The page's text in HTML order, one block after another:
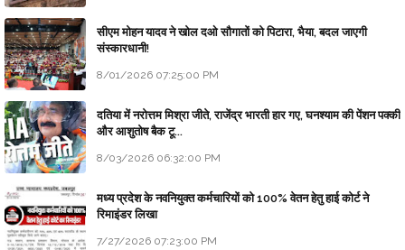
सीएम मोहन यादव ने खोल दओ सौगातों को पिटारा, भैया, बदल जाएगी
संस्कारधानी!
8/01/2026 07:25:00 PM
दतिया में नरोत्तम मिश्रा जीते, राजेंद्र भारती हार गए, घनश्याम की पेंशन पक्की
और आशुतोष बैक टू...
8/03/2026 06:32:00 PM
मध्य प्रदेश के नवनियुक्त कर्मचारियों को 100% वेतन हेतु हाई कोर्ट ने
रिमाइंडर लिखा
7/27/2026 07:23:00 PM